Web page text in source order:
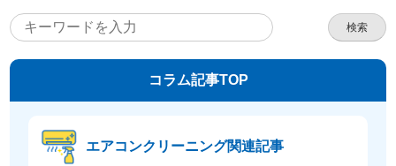
検索
コラム記事TOP
エアコンクリーニング関連記事